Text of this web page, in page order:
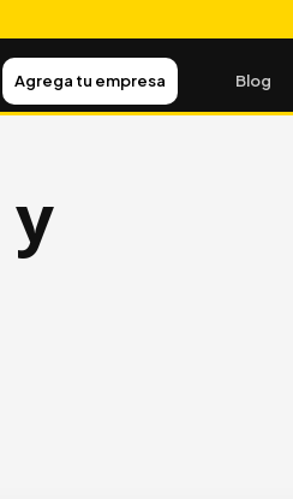
Agrega tu empresa Blog